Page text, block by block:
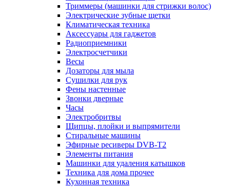
Триммеры (машинки для стрижки волос)
Электрические зубные щетки
Климатическая техника
Аксессуары для гаджетов
Радиоприемники
Электросчетчики
Весы
Дозаторы для мыла
Сушилки для рук
Фены настенные
Звонки дверные
Часы
Электробритвы
Щипцы, плойки и выпрямители
Стиральные машины
Эфирные ресиверы DVB-T2
Элементы питания
Машинки для удаления катышков
Техника для дома прочее
Кухонная техника